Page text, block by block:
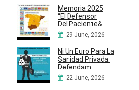
Memoria 2025
“El Defensor
Del Paciente&
29 June, 2026
Ni Un Euro Para La
Sanidad Privada:
Defendam
22 June, 2026